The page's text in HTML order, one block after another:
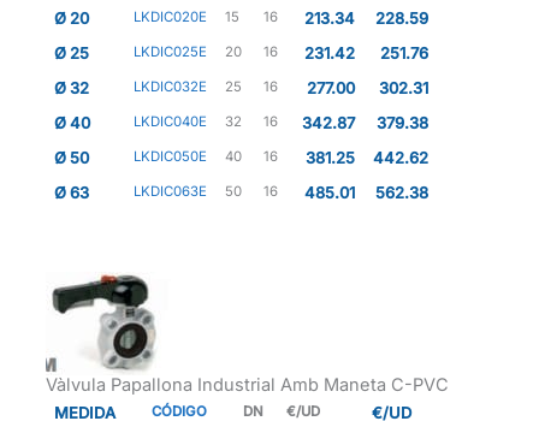
Ø 20
LKDIC020E 15 16 213.34
228.59
Ø 25
LKDIC025E 20 16 231.42
251.76
Ø 32
LKDIC032E 25 16 277.00
302.31
Ø 40
LKDIC040E 32 16 342.87
379.38
Ø 50
LKDIC050E 40 16 381.25
442.62
Ø 63
LKDIC063E 50 16 485.01 562.38
Vàlvula Papallona Industrial Amb Maneta C-PVC
MEDIDA
CÓDIGO DN
€/UD
€/UD